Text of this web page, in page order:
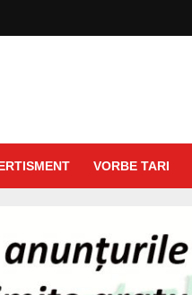
VORBE TARI